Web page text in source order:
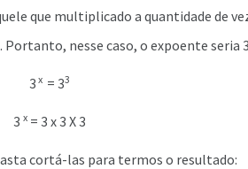
que multiplicado a quantidade de
nesse caso, o expoente seria
3 x = 33
3 x = 3 x 3 X 3
cortá-las para termos o resultado: